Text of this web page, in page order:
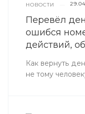
НОВОСТИ
Перевёл
ошибся
действий,
Как вернуть
не тому